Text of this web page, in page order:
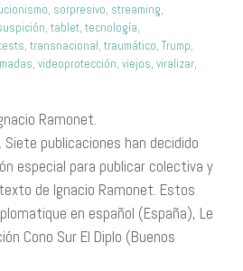
, sorpresivo, streaming,
, tablet, tecnología,
, transnacional, traumático, Trump,
, videoprotección, viejos, viralizar,
Ramonet.
Siete publicaciones han decidido
especial para publicar colectiva y
de Ignacio Ramonet. Estos
en español (España), Le
Cono Sur El Diplo (Buenos